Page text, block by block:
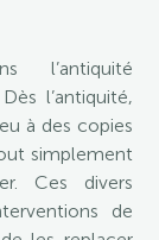
l’antiquité
l’antiquité,
à des copies
simplement
Ces divers
de